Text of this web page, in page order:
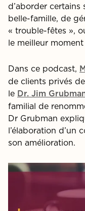
d ’aborder certains
belle-famille, de
« trouble-fêtes »,
le meilleur
Dans ce podcast,
de clients privés de
le Dr. Jim
familial de
Dr Grubman
’élaboration d ’un
son amélioration.